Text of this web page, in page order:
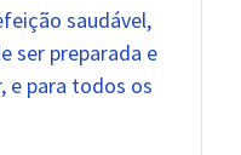
saudável,
ser preparada e
e para todos os